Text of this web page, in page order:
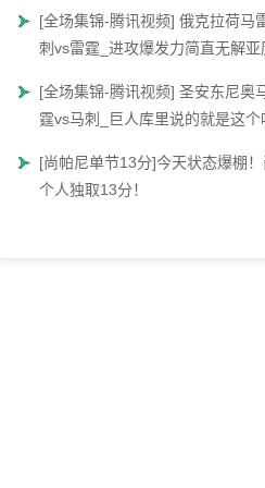
[全场集锦-腾讯视频] 俄克拉荷马
刺vs雷霆_进攻爆发力简直无解亚
[全场集锦-腾讯视频] 圣安东尼奥
霆vs马刺_巨人库里说的就是这个
[尚帕尼单节13分]今天状态爆棚！
个人独取13分！